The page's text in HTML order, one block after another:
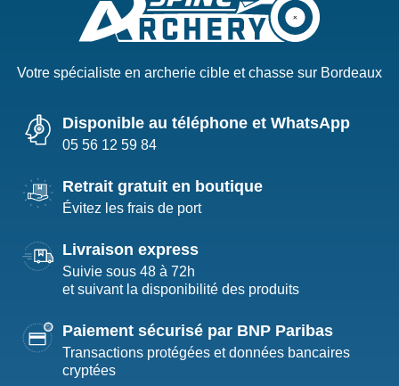
Votre spécialiste en archerie cible et chasse sur Bordeaux
Disponible au téléphone et WhatsApp
05 56 12 59 84
Retrait gratuit en boutique
Évitez les frais de port
Livraison express
Suivie sous 48 à 72h
et suivant la disponibilité des produits
Paiement sécurisé par BNP Paribas
Transactions protégées et données bancaires
cryptées